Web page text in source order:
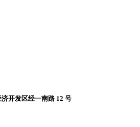
开发区经一南路 12 号